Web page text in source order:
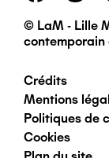
© LaM - Lille
contemporain
Pied
de
Crédits
Mentions
Politiques de
Cookies